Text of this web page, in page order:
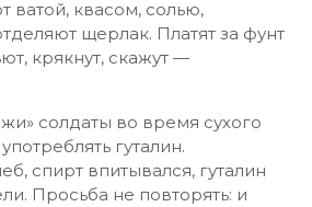
ватой, квасом, солью,
щерлак. Платят за фунт
крякнут, скажут —
солдаты во время сухого
гуталин.
спирт впитывался, гуталин
Просьба не повторять: и